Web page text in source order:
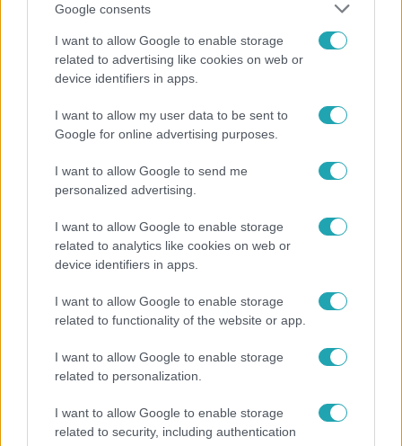
Google consents
I want to allow Google to enable storage
related to advertising like cookies on web or
device identifiers in apps.
I want to allow my user data to be sent to
Google for online advertising purposes.
I want to allow Google to send me
personalized advertising.
I want to allow Google to enable storage
related to analytics like cookies on web or
device identifiers in apps.
I want to allow Google to enable storage
related to functionality of the website or app.
I want to allow Google to enable storage
related to personalization.
I want to allow Google to enable storage
related to security, including authentication
Mindössze 214-en élnek a borsodi zsákfaluban,
2:30
Grúz fiatal erőszakoskodott egy 18 éves magyar
lányok segítettek